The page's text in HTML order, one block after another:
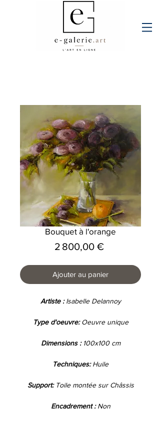
Bouquet à l'orange
2 800,00 €Prix
Ajouter au panier
Artiste :Isabelle Delannoy
Type d'oeuvre:Oeuvre unique
Dimensions :100x100 cm
Techniques:Huile
Support: Toile montée sur Châssis
Encadrement :Non